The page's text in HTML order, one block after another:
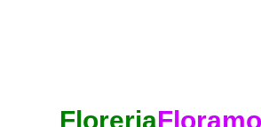
Floreria